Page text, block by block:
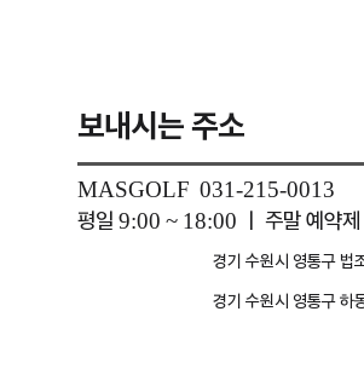
보내시는 주소
MASGOLF 031-215-0013
평일 9:00 ~ 18:00 ㅣ 주말 예약제
경기 수원시 영통구
경기 수원시 영통구 하